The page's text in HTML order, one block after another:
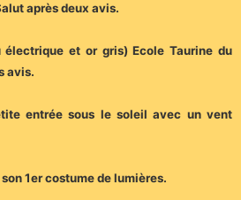
après deux avis.
électrique et or gris) Ecole Taurine du
avis.
entrée sous le soleil avec un vent
1er costume de lumières.